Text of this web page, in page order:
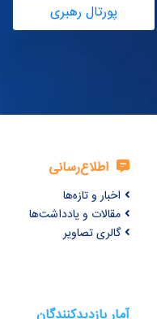
پورتال رهبری
اطلاع‌رسانی
اخبار و تازه‌ها
مقالات و یادداشت‌ها
گالری تصاویر